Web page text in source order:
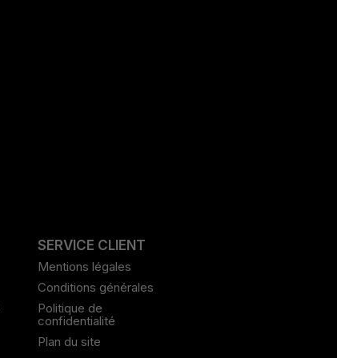
SERVICE CLIENT
Mentions légales
Conditions générales
Politique de
confidentialité
Plan du site